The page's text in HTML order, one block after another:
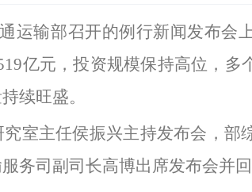
运输部召开的例行新闻发布会
亿元，投资规模保持高位，多
续旺盛。
室主任侯振兴主持发布会，部
务司副司长高博出席发布会并回